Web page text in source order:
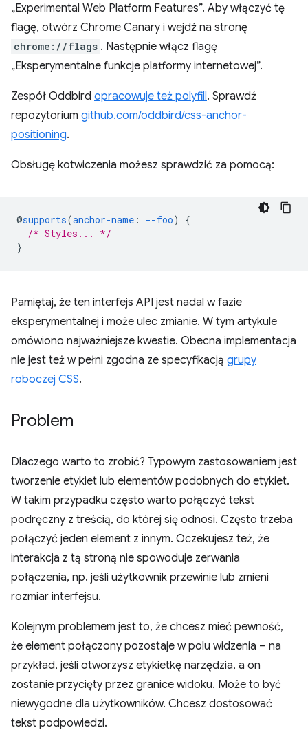
„Experimental Web Platform Features”. Aby włączyć tę
flagę, otwórz Chrome Canary i wejdź na stronę
chrome://flags . Następnie włącz flagę
„Eksperymentalne funkcje platformy internetowej”.
Zespół Oddbird opracowuje też polyfill. Sprawdź
repozytorium github.com/oddbird/css-anchor-
positioning.
Obsługę kotwiczenia możesz sprawdzić za pomocą:
@supports(anchor-name : --foo)
{
/* Styles... */
}
Pamiętaj, że ten interfejs API jest nadal w fazie
eksperymentalnej i może ulec zmianie. W tym artykule
omówiono najważniejsze kwestie. Obecna implementacja
nie jest też w pełni zgodna ze specyfikacją grupy
roboczej CSS.
Problem
Dlaczego warto to zrobić? Typowym zastosowaniem jest
tworzenie etykiet lub elementów podobnych do etykiet.
W takim przypadku często warto połączyć tekst
podręczny z treścią, do której się odnosi. Często trzeba
połączyć jeden element z innym. Oczekujesz też, że
interakcja z tą stroną nie spowoduje zerwania
połączenia, np. jeśli użytkownik przewinie lub zmieni
rozmiar interfejsu.
Kolejnym problemem jest to, że chcesz mieć pewność,
że element połączony pozostaje w polu widzenia – na
przykład, jeśli otworzysz etykietkę narzędzia, a on
zostanie przycięty przez granice widoku. Może to być
niewygodne dla użytkowników. Chcesz dostosować
tekst podpowiedzi.